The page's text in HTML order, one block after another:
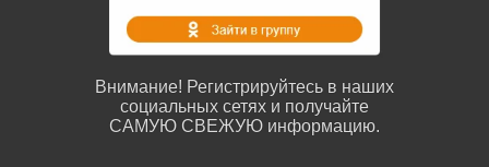
Внимание! Регистрируйтесь в наших
социальных сетях и получайте
САМУЮ СВЕЖУЮ информацию.